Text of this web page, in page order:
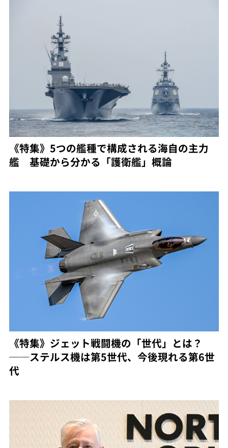
《特集》5つの艦種で構成される海自の主力
艦 基礎から分かる「護衛艦」概論
《特集》ジェット戦闘機の「世代」とは？
──ステルス機は第5世代、今後現れる第6世
代